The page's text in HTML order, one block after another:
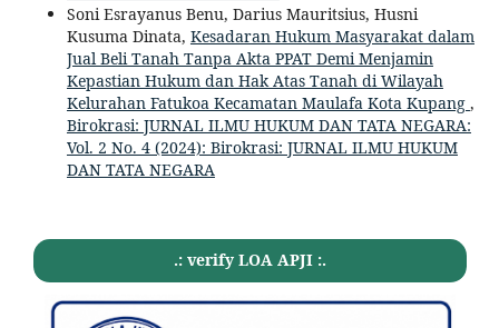
Soni Esrayanus Benu, Darius Mauritsius, Husni
Kusuma Dinata, Kesadaran Hukum Masyarakat dalam
Jual Beli Tanah Tanpa Akta PPAT Demi Menjamin
Kepastian Hukum dan Hak Atas Tanah di Wilayah
Kelurahan Fatukoa Kecamatan Maulafa Kota Kupang ,
Birokrasi: JURNAL ILMU HUKUM DAN TATA NEGARA:
Vol. 2 No. 4 (2024): Birokrasi: JURNAL ILMU HUKUM
DAN TATA NEGARA
.: verify LOA APJI :.